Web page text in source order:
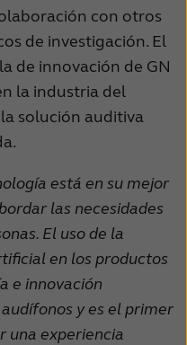
Kingdom
日本
con otros
de investigación. El
de innovación de GN
la industria del
solución auditiva
está en su mejor
las necesidades
El uso de la
en los productos
e innovación
y es el primer
una experiencia